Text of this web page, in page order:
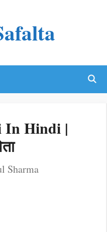
In Hindi |
Sharma